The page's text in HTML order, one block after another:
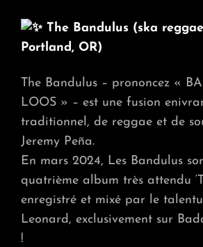
The Bandulus (ska
Portland, OR)
The Bandulus – prononcez «
LOOS » – est une fusion
traditionnel, de reggae et de
Jeremy Peña.
En mars 2024, Les Bandulus
quatrième album très attendu
enregistré et mixé par le
Leonard, exclusivement sur
!